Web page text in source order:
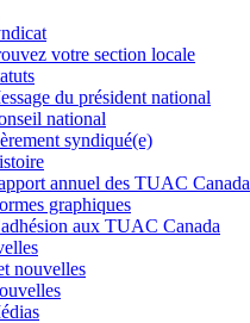
votre section locale
du président national
national
syndiqué(e)
annuel des TUAC Canada
graphiques
aux TUAC Canada
nouvelles